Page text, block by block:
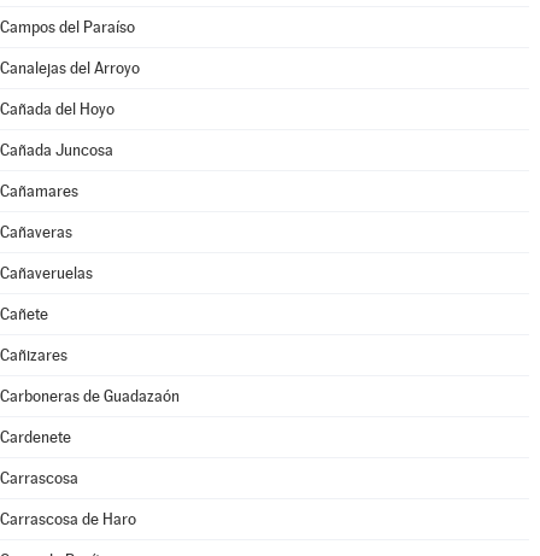
Campos del Paraíso
Canalejas del Arroyo
Cañada del Hoyo
Cañada Juncosa
Cañamares
Cañaveras
Cañaveruelas
Cañete
Cañizares
Carboneras de Guadazaón
Cardenete
Carrascosa
Carrascosa de Haro